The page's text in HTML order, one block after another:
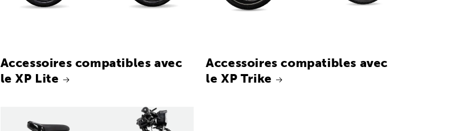
Accessoires compatibles avec
le XP Lite
Accessoires compatibles avec
le XP Trike